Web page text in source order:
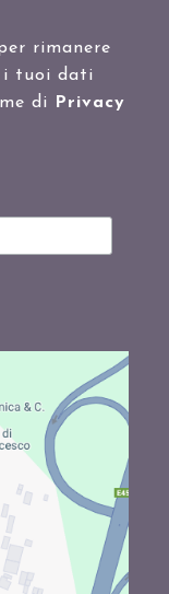
rimanere
i tuoi dati
di
Privacy